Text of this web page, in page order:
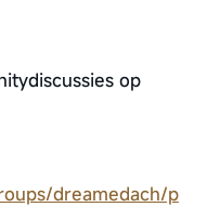
op
dreamedach/p